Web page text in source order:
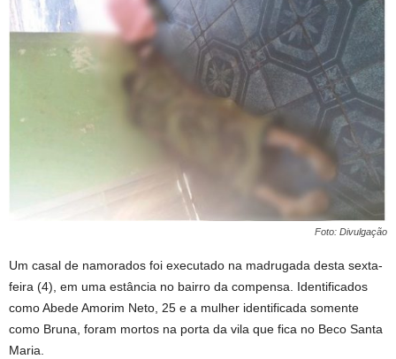
Foto: Divulgação
Um casal de namorados foi executado na madrugada desta sexta-
feira (4), em uma estância no bairro da compensa. Identificados
como Abede Amorim Neto, 25 e a mulher identificada somente
como Bruna, foram mortos na porta da vila que fica no Beco Santa
Maria.